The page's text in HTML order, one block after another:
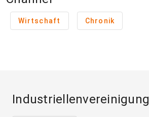
Wirtschaft Chronik
Industriellenvereinigung